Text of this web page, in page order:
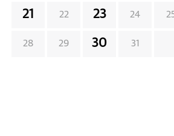
21 22 23 24
28 29 30 31